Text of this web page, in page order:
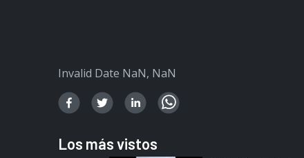
Invalid Date NaN, NaN
Los más vistos